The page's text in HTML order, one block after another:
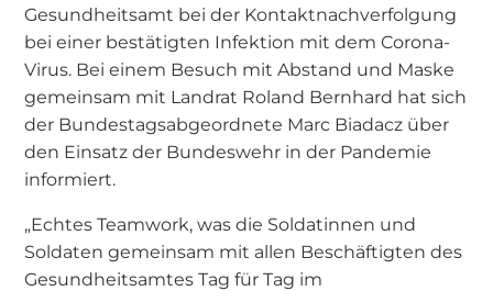
Gesundheitsamt bei der Kontaktnachverfolgung
bei einer bestätigten Infektion mit dem Corona-
Virus. Bei einem Besuch mit Abstand und Maske
gemeinsam mit Landrat Roland Bernhard hat sich
der Bundestagsabgeordnete Marc Biadacz über
den Einsatz der Bundeswehr in der Pandemie
informiert.
„Echtes Teamwork, was die Soldatinnen und
Soldaten gemeinsam mit allen Beschäftigten des
Gesundheitsamtes Tag für Tag im